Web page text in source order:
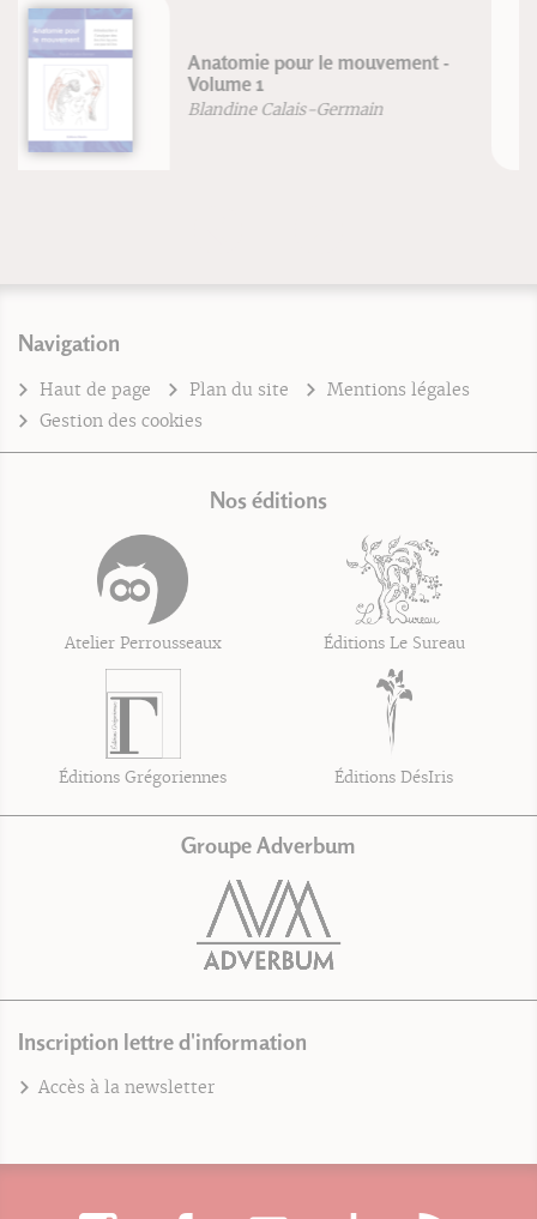
Taï-chi-chuan
Kenji Tokitsu
Navigation
Haut de page Plan du site
Mentions légales
Gestion des cookies
Nos éditions
Atelier Perrousseaux Éditions Le Sureau
Éditions Grégoriennes Éditions DésIris
Groupe Adverbum
Inscription lettre d'information
Accès à la newsletter